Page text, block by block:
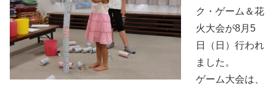
ク・ゲーム＆花
火大会が8月5
日（日）行われ
ました。
ゲーム大会は、